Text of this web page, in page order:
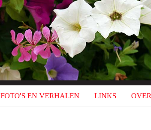
FOTO'S EN VERHALEN LINKS